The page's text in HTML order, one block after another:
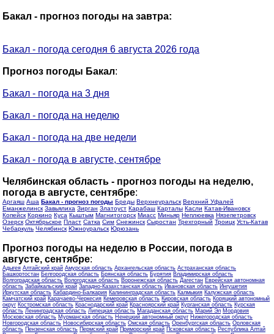
Бакал - прогноз погоды на завтра:
Бакал - погода сегодня 6 августа 2026 года
Прогноз погоды Бакал:
Бакал - погода на 3 дня
Бакал - погода на неделю
Бакал - погода на две недели
Бакал - погода в августе, сентябре
Челябинская область - прогноз погоды на неделю,
погода в августе, сентябре:
Аргаяш Аша Бакал - прогноз погоды Бреды Верхнеуральск Верхний Уфалей
Еманжелинск Завьялиха Зирган Златоуст Карабаш Карталы Касли Катав-Ивановск
Копейск Коркино Куса Кыштым Магнитогорск Миасс Миньяр Неплюевка Нязепетровск
Озерск Октябрьское Пласт Сатка Сим Снежинск Сыростан Трехгорный Троицк Усть-Катав
Чебаркуль Челябинск Южноуральск Юрюзань
Прогноз погоды на неделю в России, погода в
августе, сентябре:
Адыгея Алтайский край Амурская область Архангельская область Астраханская область
Башкортостан Белгородская область Брянская область Бурятия Владимирская область
Волгоградская область Вологодская область Воронежская область Дагестан Еврейская автономная
область Забайкальский край Западно-Казахстанская область Ивановская область Ингушетия
Иркутская область Кабардино-Балкария Калининградская область Калмыкия Калужская область
Камчатский край Карачаево-Черкесия Кемеровская область Кировская область Коряцкий автономный
округ Костромская область Краснодарский край Красноярский край Курганская область Курская
область Ленинградская область Липецкая область Магаданская область Марий Эл Мордовия
Московская область Мурманская область Ненецкий автономный округ Нижегородская область
Новгородская область Новосибирская область Омская область Оренбургская область Орловская
область Пензенская область Пермский край Приморский край Псковская область Республика Алтай